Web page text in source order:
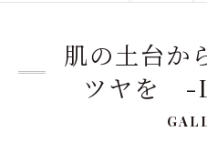
肌の土台か
ツヤを -